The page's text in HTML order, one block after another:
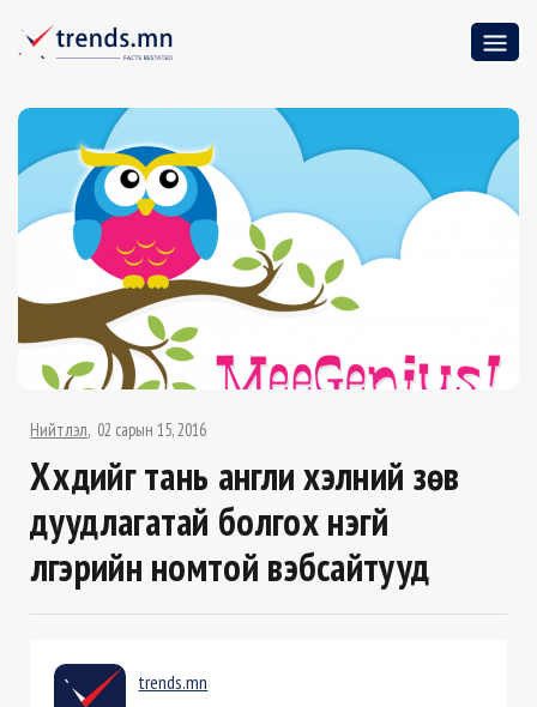
Нийтлэл 02 сарын 15, 2016
Хүүхдийг тань англи хэлний зөв
дуудлагатай болгох үнэгүй
үлгэрийн номтой вэбсайтууд
trends.mn